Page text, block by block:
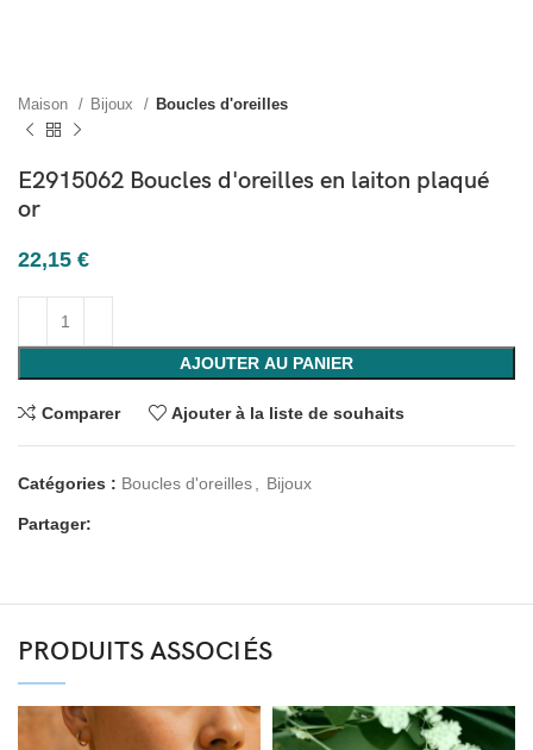
Maison Bijoux Boucles d'oreilles
E2915062 Boucles d'oreilles en laiton plaqué
or
22,15 €
AJOUTER AU PANIER
Comparer Ajouter à la liste de souhaits
Catégories : Boucles d'oreilles, Bijoux
Partager:
PRODUITS ASSOCIÉS